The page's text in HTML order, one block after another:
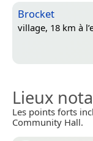
Brocket
village, 18 km à
Lieux
Les points forts
Community Hall.